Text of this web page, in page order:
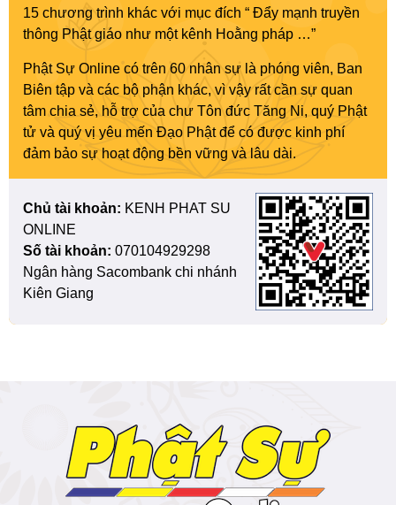
15 chương trình khác với mục đích “ Đẩy mạnh truyền
thông Phật giáo như một kênh Hoằng pháp …”
Phật Sự Online có trên 60 nhân sự là phóng viên, Ban
Biên tập và các bộ phận khác, vì vậy rất cần sự quan
tâm chia sẻ, hỗ trợ của chư Tôn đức Tăng Ni, quý Phật
tử và quý vị yêu mến Đạo Phật để có được kinh phí
đảm bảo sự hoạt động bền vững và lâu dài.
Chủ tài khoản: KENH PHAT SU
ONLINE
Số tài khoản: 070104929298
Ngân hàng Sacombank chi nhánh
Kiên Giang